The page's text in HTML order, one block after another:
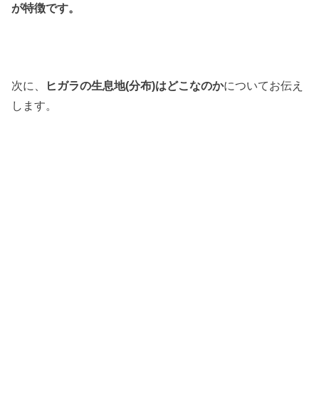
が特徴です。
次に、 ヒガラの生息地(分布)はどこなのかについてお伝え
します。